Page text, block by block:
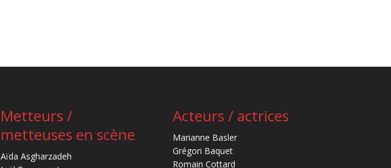
Metteurs /
metteuses en scène
Aïda Asgharzadeh
Acteurs / actrices
Marianne Basler
Grégori Baquet
Romain Cottard